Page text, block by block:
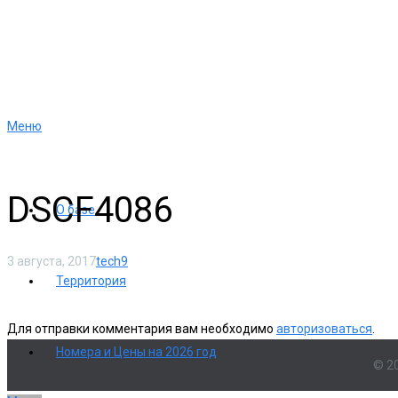
Меню
О базе
Территория
Номера и Цены на 2026 год
DSCF4086
3 августа, 2017tech9
Для отправки комментария вам необходимо авторизоваться.
©